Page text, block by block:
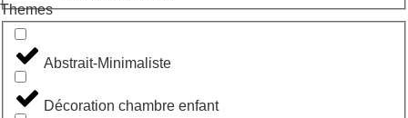
Themes
Abstrait-Minimaliste
Décoration chambre enfant